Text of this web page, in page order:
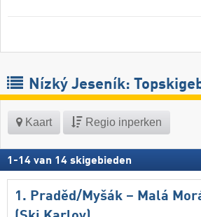
Nízký Jeseník:
Kaart Regio inperken
1 -14 van 14 skigebieden
1. Praděd/​Myšák – Malá